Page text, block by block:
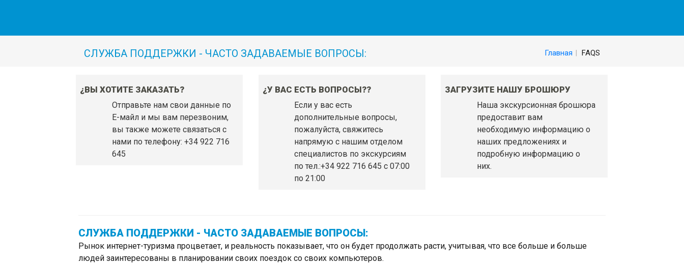
СЛУЖБА ПОДДЕРЖКИ - ЧАСТО ЗАДАВАЕМЫЕ ВОПРОСЫ: Главная FAQS
¿ВЫ ХОТИТЕ ЗАКАЗАТЬ?
Отправьте нам свои данные по
Е-майл и мы вам перезвоним,
вы также можете связаться с
нами по телефону: +34 922 716
645
¿У ВАС ЕСТЬ ВОПРОСЫ??
Если у вас есть
дополнительные вопросы,
пожалуйста, свяжитесь
напрямую с нашим отделом
специалистов по экскурсиям
по тел.:+34 922 716 645 c 07:00
по 21:00
ЗАГРУЗИТЕ НАШУ БРОШЮРУ
Наша экскурсионная брошюра
предоставит вам
необходимую информацию о
наших предложениях и
подробную информацию о
них.
СЛУЖБА ПОДДЕРЖКИ - ЧАСТО ЗАДАВАЕМЫЕ ВОПРОСЫ:
Рынок интернет-туризма процветает, и реальность показывает, что он будет продолжать расти, учитывая, что все больше и больше
людей заинтересованы в планировании своих поездок со своих компьютеров.